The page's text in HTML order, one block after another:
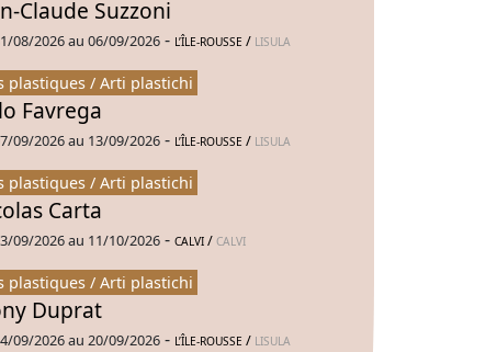
Claude Suzzoni
08/2026 au 06/09/2026 - L’ÎLE-ROUSSE / LISULA
plastiques / Arti plastichi
Favrega
09/2026 au 13/09/2026 - L’ÎLE-ROUSSE / LISULA
plastiques / Arti plastichi
Carta
09/2026 au 11/10/2026 - CALVI / CALVI
plastiques / Arti plastichi
Duprat
09/2026 au 20/09/2026 - L’ÎLE-ROUSSE / LISULA